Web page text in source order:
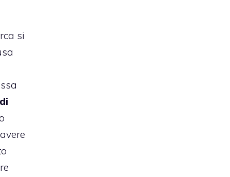
si